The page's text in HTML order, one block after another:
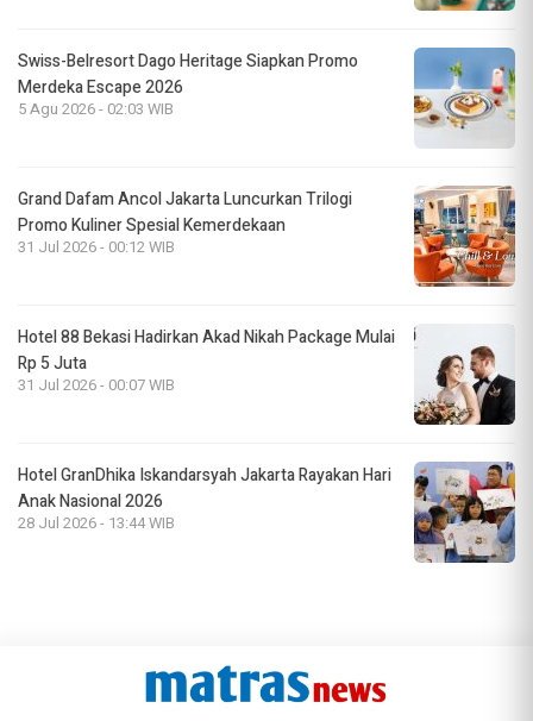
Swiss-Belresort Dago Heritage Siapkan Promo
Merdeka Escape 2026
5 Agu 2026 - 02:03 WIB
Grand Dafam Ancol Jakarta Luncurkan Trilogi
Promo Kuliner Spesial Kemerdekaan
31 Jul 2026 - 00:12 WIB
Hotel 88 Bekasi Hadirkan Akad Nikah Package Mulai
Rp 5 Juta
31 Jul 2026 - 00:07 WIB
Hotel GranDhika Iskandarsyah Jakarta Rayakan Hari
Anak Nasional 2026
28 Jul 2026 - 13:44 WIB